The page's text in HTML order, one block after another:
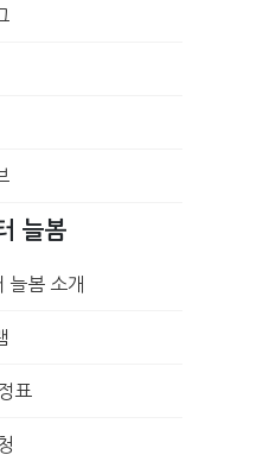
늘봄
늘봄 소개
표